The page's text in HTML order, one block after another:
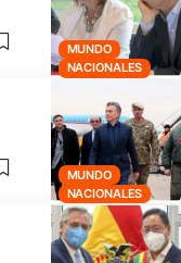
MUNDO
NACIONALES
MUNDO
NACIONALES